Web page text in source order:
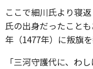
ここで細川氏より寝
氏の出身だったこと
年（1477年）に叛旗を
「三河守護代に、わし